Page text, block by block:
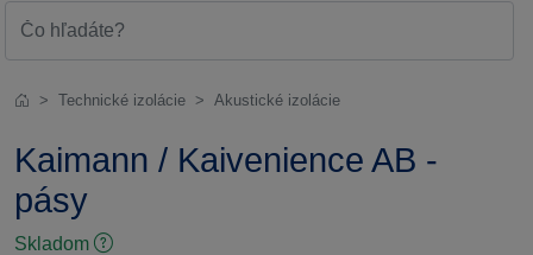
Technické izolácie Akustické izolácie
Kaimann / Kaivenience AB -
pásy
Skladom